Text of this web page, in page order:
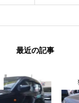
最近の記事